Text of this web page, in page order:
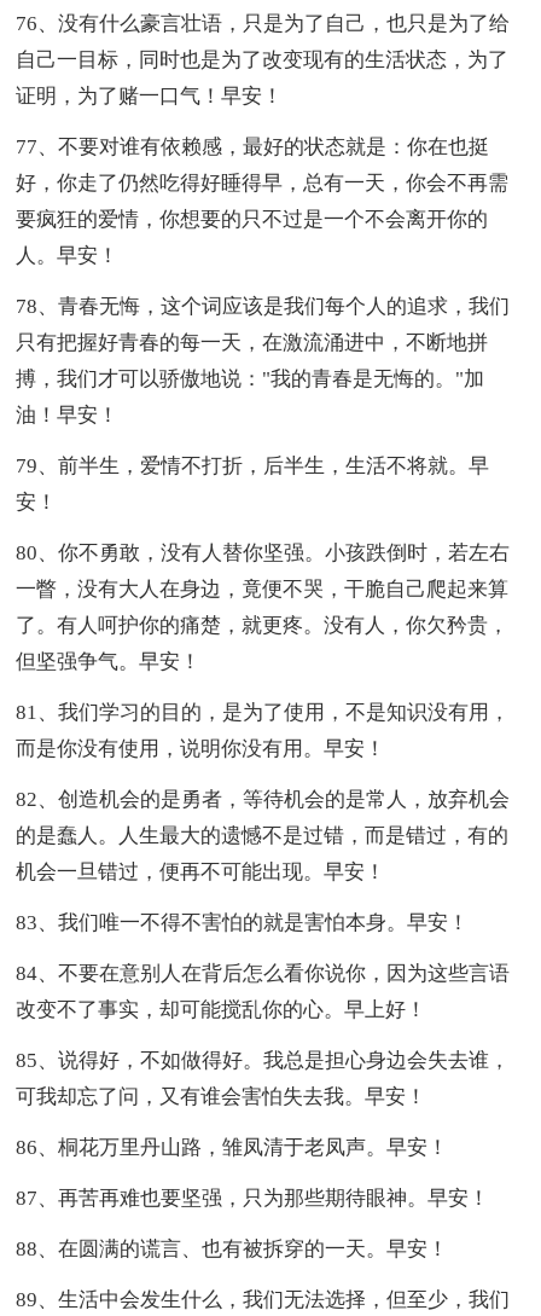
76、没有什么豪言壮语，只是为了自己，也只是为了给
自己一目标，同时也是为了改变现有的生活状态，为了
证明，为了赌一口气！早安！
77、不要对谁有依赖感，最好的状态就是：你在也挺
好，你走了仍然吃得好睡得早，总有一天，你会不再需
要疯狂的爱情，你想要的只不过是一个不会离开你的
人。早安！
78、青春无悔，这个词应该是我们每个人的追求，我们
只有把握好青春的每一天，在激流涌进中，不断地拼
搏，我们才可以骄傲地说："我的青春是无悔的。"加
油！早安！
79、前半生，爱情不打折，后半生，生活不将就。早
安！
80、你不勇敢，没有人替你坚强。小孩跌倒时，若左右
一瞥，没有大人在身边，竟便不哭，干脆自己爬起来算
了。有人呵护你的痛楚，就更疼。没有人，你欠矜贵，
但坚强争气。早安！
81、我们学习的目的，是为了使用，不是知识没有用，
而是你没有使用，说明你没有用。早安！
82、创造机会的是勇者，等待机会的是常人，放弃机会
的是蠢人。人生最大的遗憾不是过错，而是错过，有的
机会一旦错过，便再不可能出现。早安！
83、我们唯一不得不害怕的就是害怕本身。早安！
84、不要在意别人在背后怎么看你说你，因为这些言语
改变不了事实，却可能搅乱你的心。早上好！
85、说得好，不如做得好。我总是担心身边会失去谁，
可我却忘了问，又有谁会害怕失去我。早安！
86、桐花万里丹山路，雏凤清于老凤声。早安！
87、再苦再难也要坚强，只为那些期待眼神。早安！
88、在圆满的谎言、也有被拆穿的一天。早安！
89、生活中会发生什么，我们无法选择，但至少，我们